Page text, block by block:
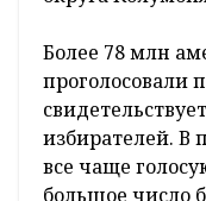
Для победы на
кандидату
поддержкой 270
выборщиков,
итогам
штате. Число
общему